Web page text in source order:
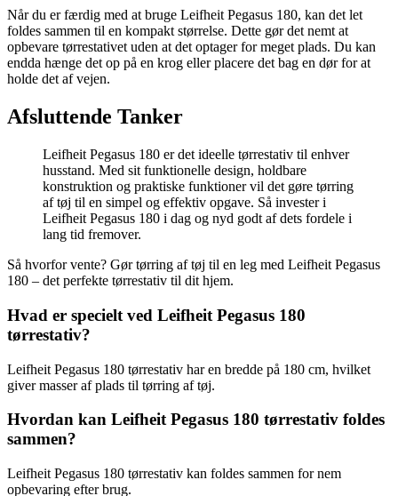
Når du er færdig med at bruge Leifheit Pegasus 180, kan det let
foldes sammen til en kompakt størrelse. Dette gør det nemt at
opbevare tørrestativet uden at det optager for meget plads. Du kan
endda hænge det op på en krog eller placere det bag en dør for at
holde det af vejen.
Afsluttende Tanker
Leifheit Pegasus 180 er det ideelle tørrestativ til enhver
husstand. Med sit funktionelle design, holdbare
konstruktion og praktiske funktioner vil det gøre tørring
af tøj til en simpel og effektiv opgave. Så invester i
Leifheit Pegasus 180 i dag og nyd godt af dets fordele i
lang tid fremover.
Så hvorfor vente? Gør tørring af tøj til en leg med Leifheit Pegasus
180 – det perfekte tørrestativ til dit hjem.
Hvad er specielt ved Leifheit Pegasus 180
tørrestativ?
Leifheit Pegasus 180 tørrestativ har en bredde på 180 cm, hvilket
giver masser af plads til tørring af tøj.
Hvordan kan Leifheit Pegasus 180 tørrestativ foldes
sammen?
Leifheit Pegasus 180 tørrestativ kan foldes sammen for nem
opbevaring efter brug.